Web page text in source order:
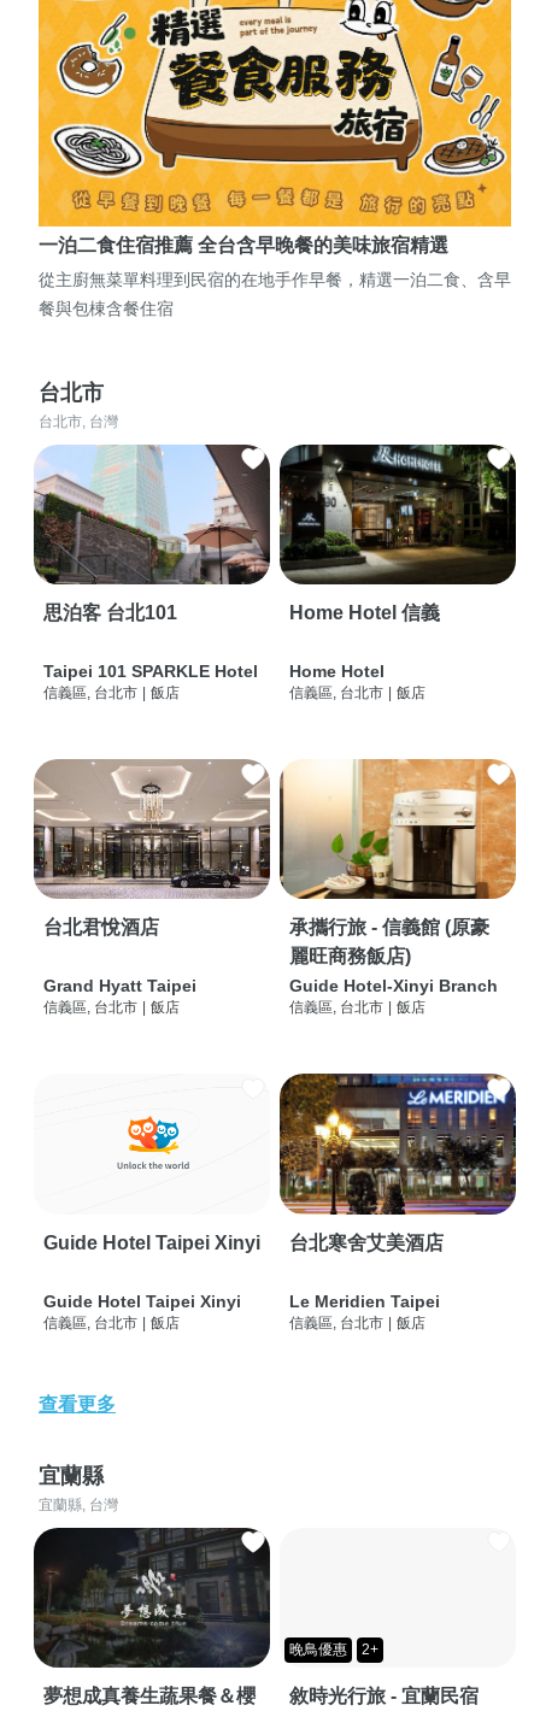
一泊二食住宿推薦 全台含早晚餐的美味旅宿精選
從主廚無菜單料理到民宿的在地手作早餐，精選一泊二食、含早
餐與包棟含餐住宿
台北市
台北市, 台灣
思泊客 台北101
Taipei 101 SPARKLE Hotel
信義區, 台北市 飯店
Home Hotel 信義
Home Hotel
信義區, 台北市 飯店
台北君悅酒店
Grand Hyatt Taipei
信義區, 台北市 飯店
承攜行旅 - 信義館 (原豪
麗旺商務飯店)
Guide Hotel-Xinyi Branch
信義區, 台北市 飯店
Guide Hotel Taipei Xinyi
Guide Hotel Taipei Xinyi
信義區, 台北市 | 飯店
台北寒舍艾美酒店
Le Meridien Taipei
信義區, 台北市 | 飯店
查看更多
宜蘭縣
宜蘭縣, 台灣
夢想成真養生蔬果餐＆櫻
晚鳥優惠 2+
敘時光行旅 - 宜蘭民宿